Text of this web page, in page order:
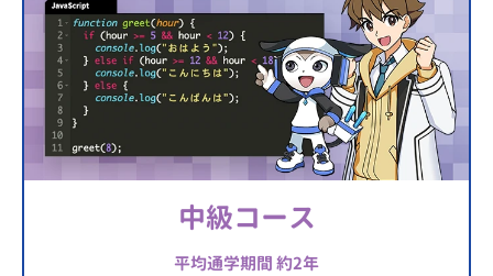
中級コース
平均通学期間 約2年